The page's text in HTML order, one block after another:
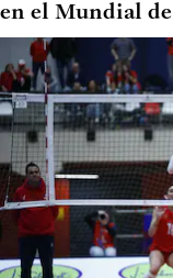
en el Mundial de